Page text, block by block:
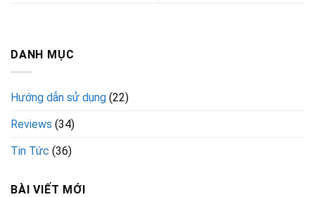
DANH MỤC
Hướng dẫn sử dụng (22)
Reviews (34)
Tin Tức (36)
BÀI VIẾT MỚI